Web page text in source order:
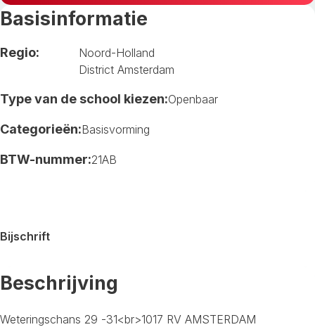
Basisinformatie
Regio:
Noord-Holland
District Amsterdam
Type van de school kiezen:Openbaar
Categorieën:Basisvorming
BTW-nummer:21AB
Bijschrift
Beschrijving
Weteringschans 29 -31<br>1017 RV AMSTERDAM